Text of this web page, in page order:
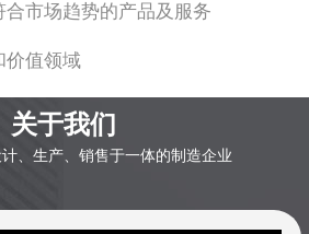
市场趋势的产品及服务
价值领域
关于我们
、生产、销售于一体的制造企业